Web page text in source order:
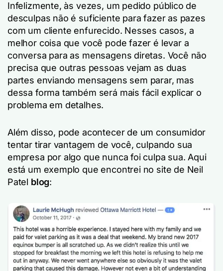
Infelizmente, às vezes, um pedido público de
desculpas não é suficiente para fazer as pazes
com um cliente enfurecido. Nesses casos, a
melhor coisa que você pode fazer é levar a
conversa para as mensagens diretas. Você não
precisa que outras pessoas vejam as duas
partes enviando mensagens sem parar, mas
dessa forma também será mais fácil explicar o
problema em detalhes.
Além disso, pode acontecer de um consumidor
tentar tirar vantagem de você, culpando sua
empresa por algo que nunca foi culpa sua. Aqui
está um exemplo que encontrei no site de Neil
Patel blog: